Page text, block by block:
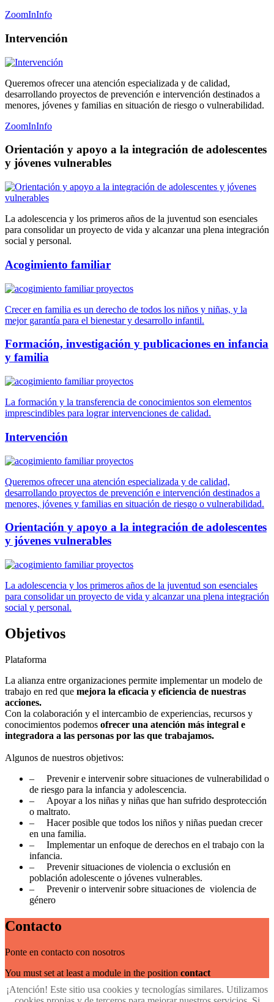
ZoomInInfo
Intervención
Queremos ofrecer una atención especializada y de calidad,
desarrollando proyectos de prevención e intervención destinados a
menores, jóvenes y familias en situación de riesgo o vulnerabilidad.
ZoomInInfo
Orientación y apoyo a la integración de adolescentes
y jóvenes vulnerables
La adolescencia y los primeros años de la juventud son esenciales
para consolidar un proyecto de vida y alcanzar una plena integración
social y personal.
Acogimiento familiar
Crecer en familia es un derecho de todos los niños y niñas, y la
mejor garantía para el bienestar y desarrollo infantil.
Formación, investigación y publicaciones en infancia
y familia
La formación y la transferencia de conocimientos son elementos
imprescindibles para lograr intervenciones de calidad.
Intervención
Queremos ofrecer una atención especializada y de calidad,
desarrollando proyectos de prevención e intervención destinados a
menores, jóvenes y familias en situación de riesgo o vulnerabilidad.
Orientación y apoyo a la integración de adolescentes
y jóvenes vulnerables
La adolescencia y los primeros años de la juventud son esenciales
para consolidar un proyecto de vida y alcanzar una plena integración
social y personal.
Objetivos
Plataforma
La alianza entre organizaciones permite implementar un modelo de
trabajo en red que mejora la eficacia y eficiencia de nuestras
acciones.
Con la colaboración y el intercambio de experiencias, recursos y
conocimientos podemos ofrecer una atención más integral e
integradora a las personas por las que trabajamos.
Algunos de nuestros objetivos:
– Prevenir e intervenir sobre situaciones de vulnerabilidad o
de riesgo para la infancia y adolescencia.
– Apoyar a los niñas y niñas que han sufrido desprotección
o maltrato.
– Hacer posible que todos los niños y niñas puedan crecer
en una familia.
– Implementar un enfoque de derechos en el trabajo con la
infancia.
– Prevenir situaciones de violencia o exclusión en
población adolescente o jóvenes vulnerables.
– Prevenir o intervenir sobre situaciones de violencia de
género
Contacto
Ponte en contacto con nosotros
You must set at least a module in the position contact
Proyectos
¡Atención! Este sitio usa cookies y tecnologías similares. Utilizamos